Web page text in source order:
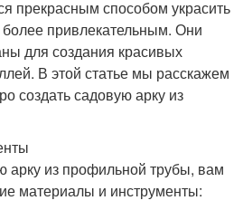
прекрасным способом украсить
более привлекательным. Они
для создания красивых
В этой статье мы расскажем
создать садовую арку из
арку из профильной трубы, вам
материалы и инструменты: